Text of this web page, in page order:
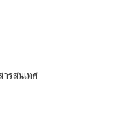
รสนเทศ